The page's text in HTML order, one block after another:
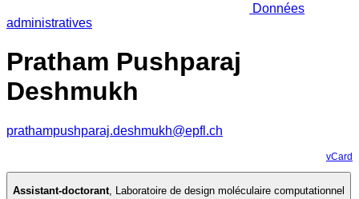
Données
administratives
Pratham Pushparaj
Deshmukh
prathampushparaj.deshmukh@epfl.ch
vCard
Assistant-doctorant, Laboratoire de design moléculaire computationnel